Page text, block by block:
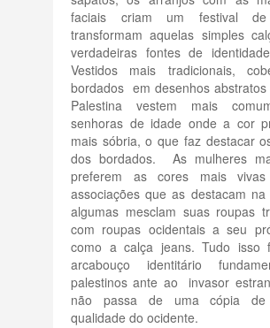
faciais criam um festival
transformam aquelas simples
verdadeiras fontes de
Vestidos mais tradicionais,
bordados em desenhos
Palestina vestem mais
senhoras de idade onde a cor
mais sóbria, o que faz destacar
dos bordados. As mulheres
preferem as cores mais
associações que as destacam na
algumas mesclam suas roupas
com roupas ocidentais a seu
como a calça jeans. Tudo isso
arcabouço identitário
palestinos ante ao invasor
não passa de uma cópia de
qualidade do ocidente.